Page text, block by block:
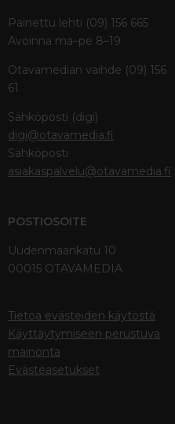
Painettu lehti (09) 156 665
Avoinna ma–pe 8–19
Otavamedian vaihde (09) 156
61
Sähköposti (digi)
digi@otavamedia.fi
Sähköposti
asiakaspalvelu@otavamedia.fi
POSTIOSOITE
Uudenmaankatu 10
00015 OTAVAMEDIA
Tietoa evästeiden käytöstä
Käyttäytymiseen perustuva
mainonta
Evästeasetukset